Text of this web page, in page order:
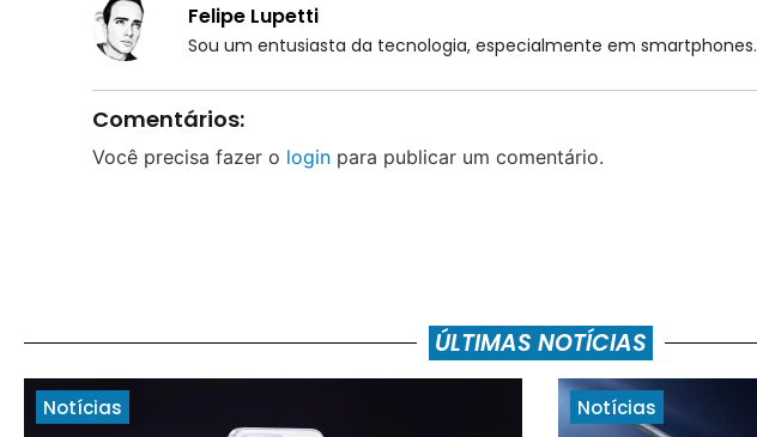
Felipe Lupetti
Sou um entusiasta da tecnologia, especialmente em smartphones.
Comentários:
Você precisa fazer o loginpara publicar um comentário.
ÚLTIMAS NOTÍCIAS
Notícias Notícias